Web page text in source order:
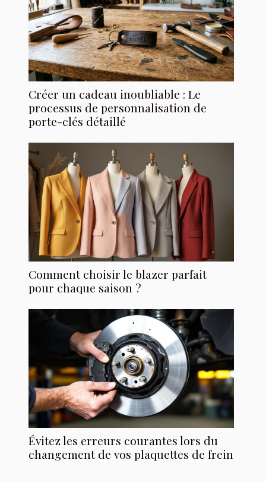
Créer un cadeau inoubliable : Le
processus de personnalisation de
porte-clés détaillé
Comment choisir le blazer parfait
pour chaque saison ?
Évitez les erreurs courantes lors du
changement de vos plaquettes de frein